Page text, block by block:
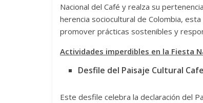
Nacional del Café y realza su
herencia sociocultural de Colombia,
promover prácticas sostenibles y
Actividades imperdibles en la Fiesta
Desfile del Paisaje Cultural
Este desfile celebra la declaración del